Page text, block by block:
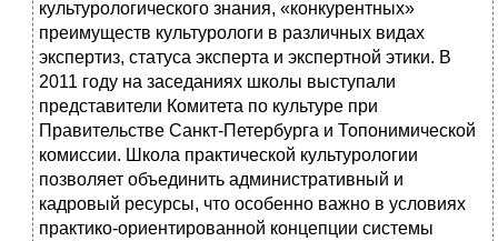
культурологического знания, «конкурентных»
преимуществ культурологи в различных видах
экспертиз, статуса эксперта и экспертной этики. В
2011 году на заседаниях школы выступали
представители Комитета по культуре при
Правительстве Санкт‑Петербурга и Топонимической
комиссии. Школа практической культурологии
позволяет объединить административный и
кадровый ресурсы, что особенно важно в условиях
практико‑ориентированной концепции системы